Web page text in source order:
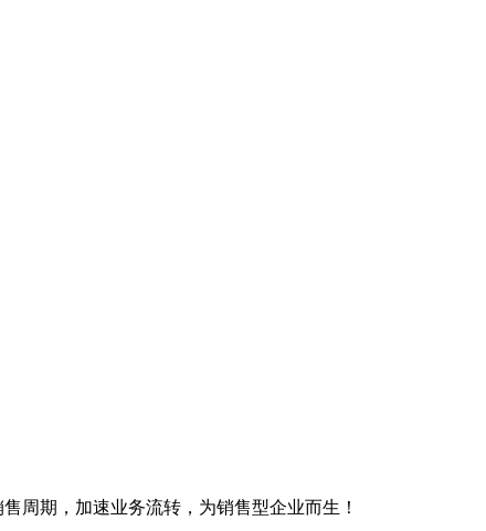
周期，加速业务流转，为销售型企业而生！